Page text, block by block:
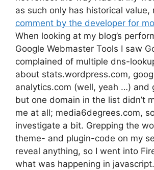
as such only has historical value,
comment by the developer for
When looking at my blog’s
Google Webmaster Tools I saw
complained of multiple dns-
about stats.wordpress.com,
analytics.com (well, yeah …) and
but one domain in the list didn’t
me at all; media6degrees.com,
investigate a bit. Grepping the
theme- and plugin-code on my
reveal anything, so I went into
what was happening in javascript.